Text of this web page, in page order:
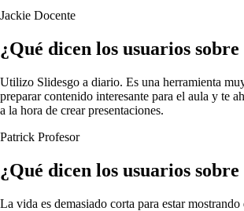
Jackie Docente
¿Qué dicen los usuarios sobre
Utilizo Slidesgo a diario. Es una herramienta
preparar contenido interesante para el aula y te
a la hora de crear presentaciones.
Patrick Profesor
¿Qué dicen los usuarios sobre
La vida es demasiado corta para estar